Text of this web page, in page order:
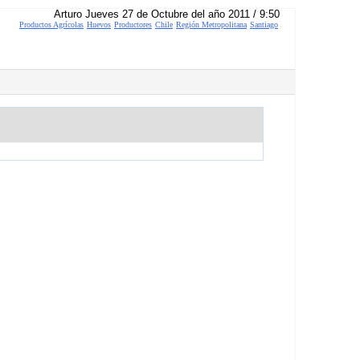
Productos Agrícolas Huevos Productores Chile Región Metropolitana Santiago
Arturo Jueves 27 de Octubre del año 2011 / 9:50